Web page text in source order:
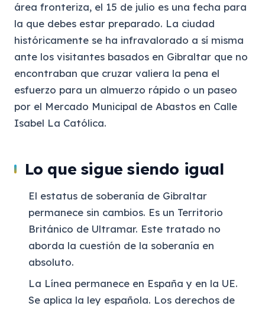
área fronteriza, el 15 de julio es una fecha para
la que debes estar preparado. La ciudad
históricamente se ha infravalorado a sí misma
ante los visitantes basados en Gibraltar que no
encontraban que cruzar valiera la pena el
esfuerzo para un almuerzo rápido o un paseo
por el Mercado Municipal de Abastos en Calle
Isabel La Católica.
Lo que sigue siendo igual
El estatus de soberanía de Gibraltar
permanece sin cambios. Es un Territorio
Británico de Ultramar. Este tratado no
aborda la cuestión de la soberanía en
absoluto.
La Línea permanece en España y en la UE.
Se aplica la ley española. Los derechos de